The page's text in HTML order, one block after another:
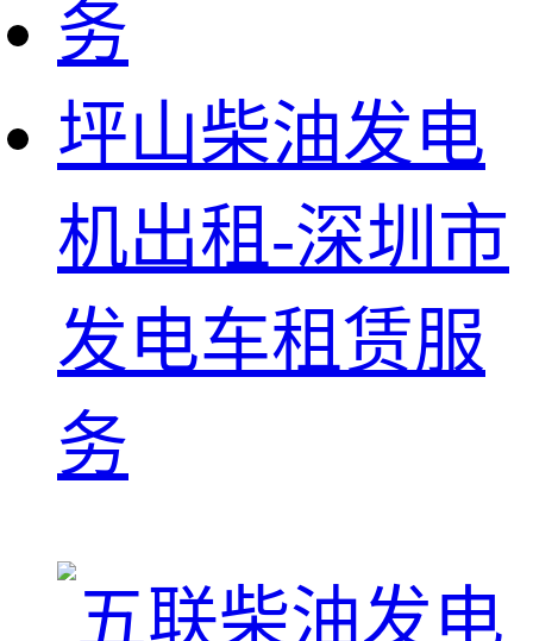
坪山柴油发电
机出租-深圳市
发电车租赁服
务